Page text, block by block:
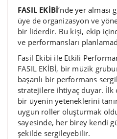
FASIL EKİBİ’nde yer
üye de organizasyon ve
bir liderdir. Bu kişi, ekip
ve performansları
Fasil Ekibi ile Etkili
FASIL EKİBİ, bir müzik
başarılı bir performans
stratejilere ihtiyaç duyar. İlk
bir üyenin yeteneklerini
uygun roller oluşturmak
sayesinde, her birey kendi
şekilde sergileyebilir.